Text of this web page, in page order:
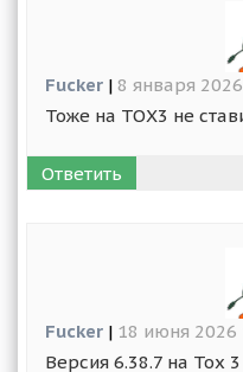
Fucker | 8 января
Тоже на ТОХ3 не
Ответить
Fucker | 18 июня 2026
Версия 6.38.7 на Тох